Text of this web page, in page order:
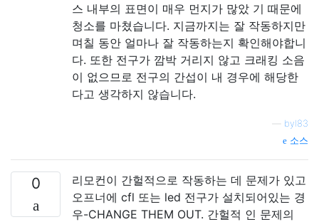
스 내부의 표면이 매우 먼지가 많았 기 때문에
청소를 마쳤습니다. 지금까지는 잘 작동하지만
며칠 동안 얼마나 잘 작동하는지 확인해야합니
다. 또한 전구가 깜박 거리지 않고 크래킹 소음
이 없으므로 전구의 간섭이 내 경우에 해당한
다고 생각하지 않습니다.
byl83
소스
0
리모컨이 간헐적으로 작동하는 데 문제가 있고
오프너에 cfl 또는 led 전구가 설치되어있는 경
우-CHANGE THEM OUT. 간헐적 인 문제의